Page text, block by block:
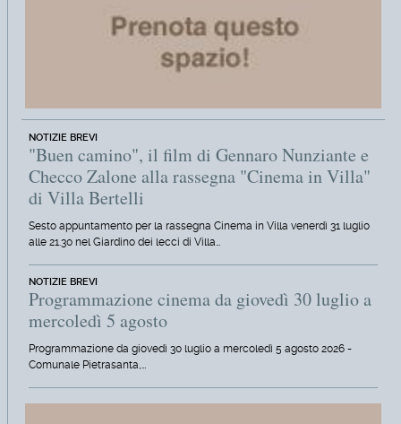
NOTIZIE BREVI
"Buen camino", il film di Gennaro Nunziante e
Checco Zalone alla rassegna "Cinema in Villa"
di Villa Bertelli
Sesto appuntamento per la rassegna Cinema in Villa venerdì 31 luglio
alle 21.30 nel Giardino dei lecci di Villa…
NOTIZIE BREVI
Programmazione cinema da giovedì 30 luglio a
mercoledì 5 agosto
Programmazione da giovedì 30 luglio a mercoledì 5 agosto 2026 -
Comunale Pietrasanta,…